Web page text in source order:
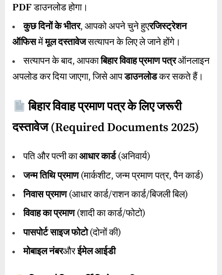
PDFडाउनलोड होगा।
कुछ दिनों के भीतर, आपको अपने चुने हुएरजिस्ट्रेशन
ऑफिसमेंमूल दस्तावेजसत्यापन के लिए ले जाने होंगे।
सत्यापन के बाद, आपकाबिहार विवाह प्रमाण पत्रऑनलाइन
अपलोड कर दिया जाएगा, जिसे आपडाउनलोडकर सकते हैं।
बिहार विवाह प्रमाण पत्र के लिए जरूरी
दस्तावेज (Required Documents 2025)
पति और पत्नी काआधार कार्ड(अनिवार्य)
जन्म तिथि प्रमाण(मार्कशीट, जन्म प्रमाण पत्र, पैन कार्ड)
निवास प्रमाण(आधार कार्ड/राशन कार्ड/बिजली बिल)
विवाह का प्रमाण(शादी का कार्ड/फोटो)
पासपोर्ट साइज फोटो(दोनों की)
मोबाइल नंबरऔरईमेल आईडी